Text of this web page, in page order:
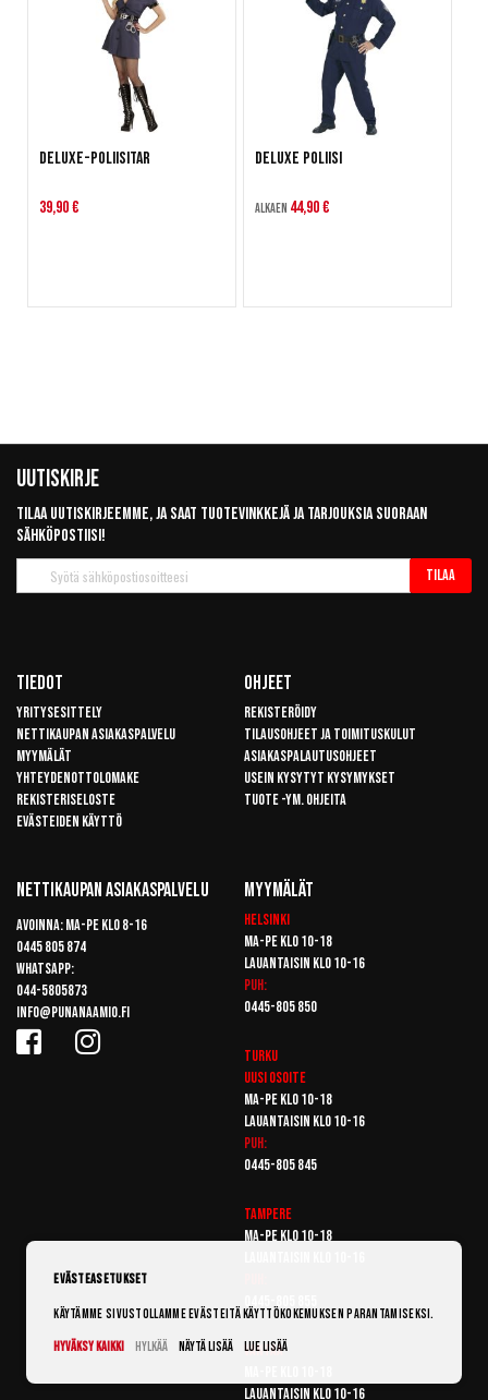
Deluxe-Poliisitar
39,90 €
Deluxe Poliisi
Alkaen 44,90 €
Uutiskirje
Tilaa uutiskirjeemme, ja saat tuotevinkkejä ja tarjouksia suoraan
sähköpostiisi!
uutiskirje
Tilaa
Tiedot
Yritysesittely
Nettikaupan asiakaspalvelu
Myymälät
Yhteydenottolomake
Rekisteriseloste
Evästeiden käyttö
Ohjeet
Rekisteröidy
Tilausohjeet ja toimituskulut
Asiakaspalautusohjeet
Usein kysytyt kysymykset
Tuote -ym. ohjeita
Nettikaupan Asiakaspalvelu
Avoinna: Ma-pe klo 8-16
0445 805 874
Whatsapp:
044-5805873
info@punanaamio.fi
Myymälät
Helsinki
Ma-pe klo 10-18
Lauantaisin klo 10-16
Puh:
0445-805 850
Turku
Uusi osoite
Ma-pe klo 10-18
Lauantaisin klo 10-16
Puh:
0445-805 845
Tampere
Ma-pe klo 10-18
Vantaa
Lauantaisin klo 10-16
Evästeasetukset
Käytämme sivustollamme evästeitä käyttökokemuksen parantamiseksi.
Hyväksy kaikki
Hylkää Näytä lisää Lue lisää